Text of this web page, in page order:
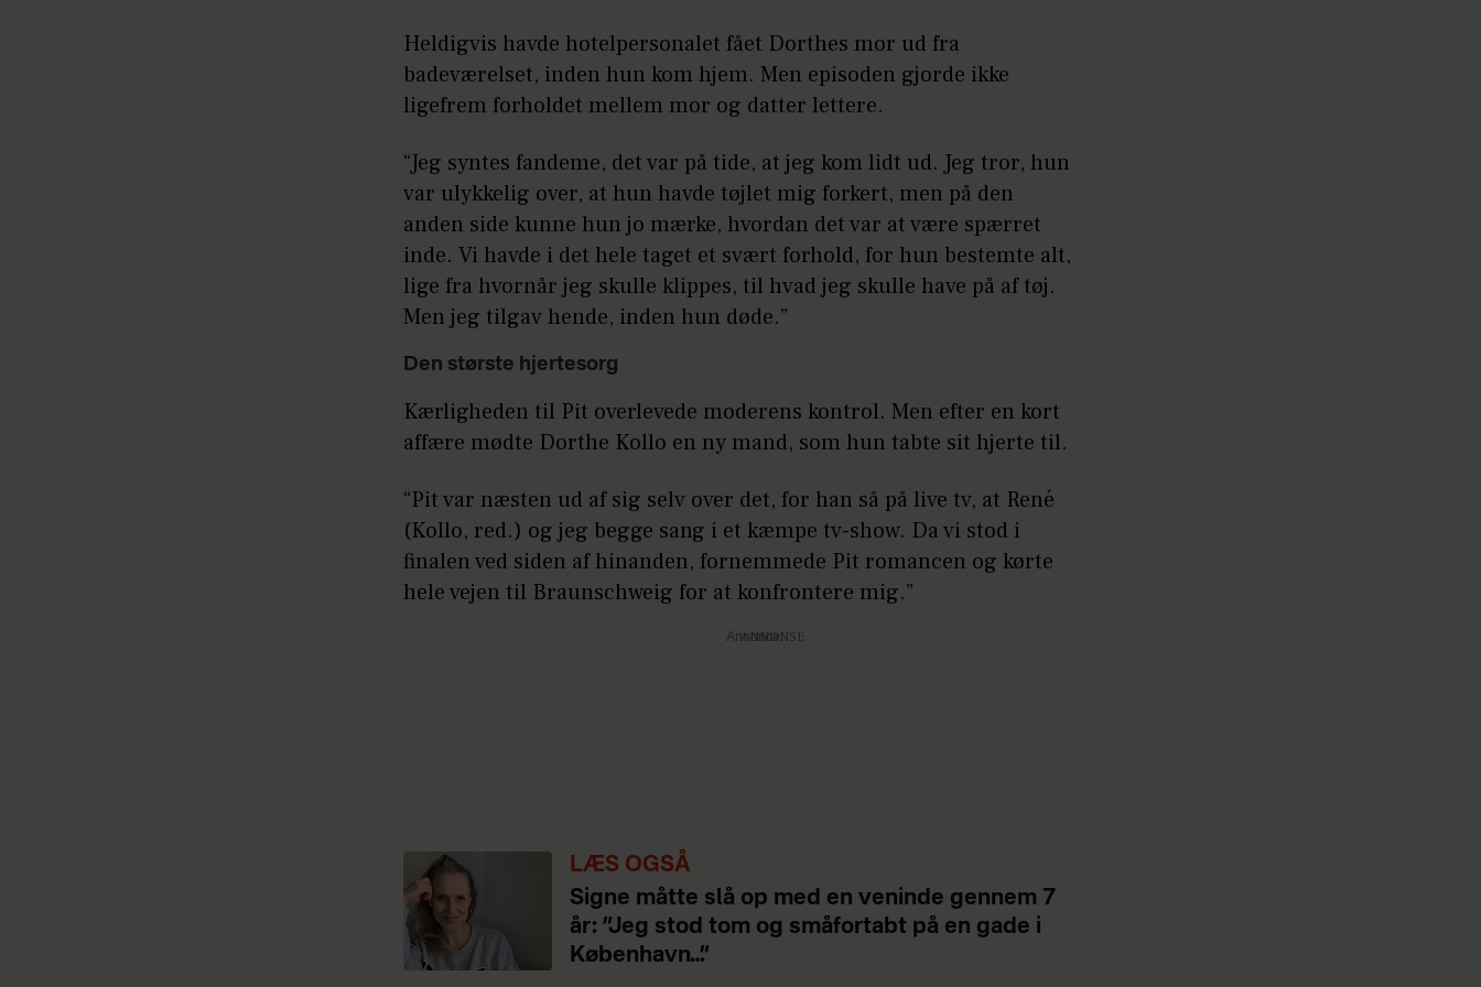
Heldigvis havde hotelpersonalet fået Dorthes mor ud fra
badeværelset, inden hun kom hjem. Men episoden gjorde ikke
ligefrem forholdet mellem mor og datter lettere.
“Jeg syntes fandeme, det var på tide, at jeg kom lidt ud. Jeg tror, hun
var ulykkelig over, at hun havde tøjlet mig forkert, men på den
anden side kunne hun jo mærke, hvordan det var at være spærret
inde. Vi havde i det hele taget et svært forhold, for hun bestemte alt,
lige fra hvornår jeg skulle klippes, til hvad jeg skulle have på af tøj.
Men jeg tilgav hende, inden hun døde.”
Den største hjertesorg
Kærligheden til Pit overlevede moderens kontrol. Men efter en kort
affære mødte Dorthe Kollo en ny mand, som hun tabte sit hjerte til.
“Pit var næsten ud af sig selv over det, for han så på live tv, at René
(Kollo, red.) og jeg begge sang i et kæmpe tv-show. Da vi stod i
finalen ved siden af hinanden, fornemmede Pit romancen og kørte
hele vejen til Braunschweig for at konfrontere mig.”
Annonce
LÆS OGSÅ
Signe måtte slå op med en veninde gennem 7
år: ”Jeg stod tom og småfortabt på en gade i
København…”